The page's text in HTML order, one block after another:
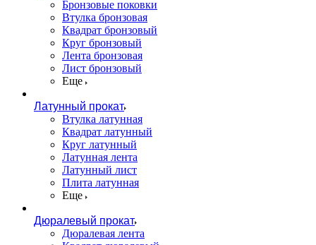
Бронзовые поковки
Втулка бронзовая
Квадрат бронзовый
Круг бронзовый
Лента бронзовая
Лист бронзовый
Еще
Латунный прокат
Втулка латунная
Квадрат латунный
Круг латунный
Латунная лента
Латунный лист
Плита латунная
Еще
Дюралевый прокат
Дюралевая лента